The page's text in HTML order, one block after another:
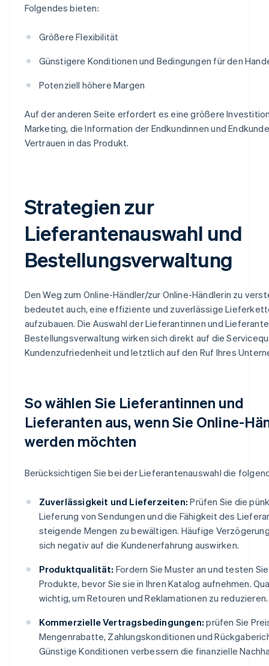
Folgendes bieten:
Größere Flexibilität
Günstigere Konditionen und Bedingungen für den
Potenziell höhere Margen
Auf der anderen Seite erfordert es eine größere
Marketing, die Information der Endkundinnen und
Vertrauen in das Produkt.
Strategien zur
Lieferantenauswahl und
Bestellungsverwaltung
Den Weg zum Online-Händler/zur Online-Händlerin zu
bedeutet auch, eine effiziente und zuverlässige
aufzubauen. Die Auswahl der Lieferantinnen und
Bestellungsverwaltung wirken sich direkt auf die
Kundenzufriedenheit und letztlich auf den Ruf Ihres
So wählen Sie Lieferantinnen und
Lieferanten aus, wenn Sie Online-
werden möchten
Berücksichtigen Sie bei der Lieferantenauswahl die
Zuverlässigkeit und Lieferzeiten: Prüfen Sie die
Lieferung von Sendungen und die Fähigkeit des
steigende Mengen zu bewältigen. Häufige
sich negativ auf die Kundenerfahrung auswirken.
Produktqualität: Fordern Sie Muster an und testen
Produkte, bevor Sie sie in Ihren Katalog aufnehmen.
wichtig, um Retouren und Reklamationen zu reduzieren.
Kommerzielle Vertragsbedingungen: prüfen Sie
Mengenrabatte, Zahlungskonditionen und
Günstige Konditionen verbessern die finanzielle